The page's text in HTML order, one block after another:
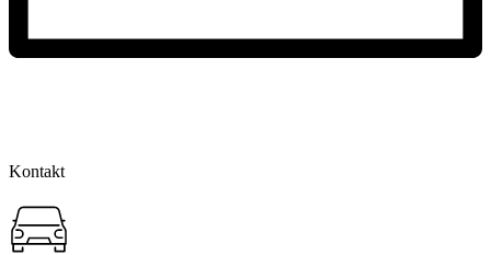
Kontakt